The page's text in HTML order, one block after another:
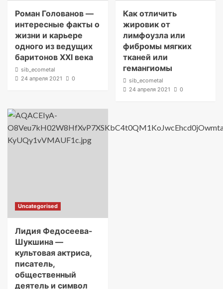
Роман Голованов —
интересные факты о
жизни и карьере
одного из ведущих
баритонов XXI века
sib_ecometal
24 апреля 2021
0
Как отличить
жировик от
лимфоузла или
фибромы мягких
тканей или
гемангиомы
sib_ecometal
24 апреля 2021
0
Uncategorised
Лидия Федосеева-
Шукшина —
культовая актриса,
писатель,
общественный
деятель и символ